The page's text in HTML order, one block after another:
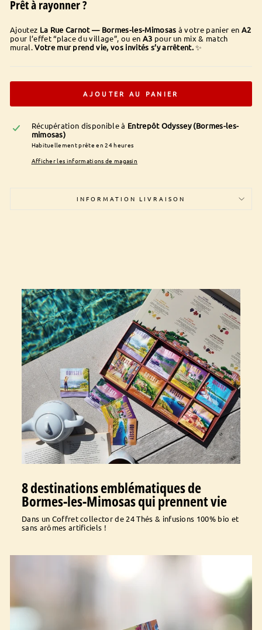
Prêt à rayonner ?
Ajoutez La Rue Carnot — Bormes-les-Mimosas à votre panier en A2
pour l’effet “place du village”, ou en A3 pour un mix & match
mural.Votre mur prend vie, vos invités s’y arrêtent.✨
AJOUTER AU PANIER
Récupération disponible à Entrepôt Odyssey (Bormes-les-
mimosas)
Habituellement prête en 24 heures
Afficher les informations de magasin
INFORMATION LIVRAISON
8 destinations emblématiques de
Bormes-les-Mimosas qui prennent vie
Dans un Coffret collector de 24 Thés & infusions 100% bio et
sans arômes artificiels !